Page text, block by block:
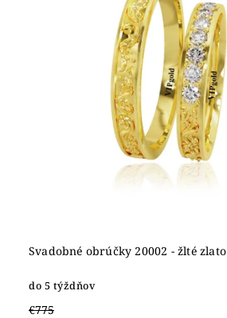
Svadobné obrúčky 20002 - žlté zlato
do 5 týždňov
€775